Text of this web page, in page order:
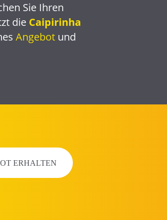
Sie Ihren
die Caipirinha
Angebot und
ERHALTEN